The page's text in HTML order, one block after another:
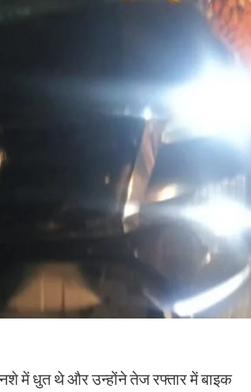
नशे में धुत थे और उन्होंने तेज रफ्तार में बाइक